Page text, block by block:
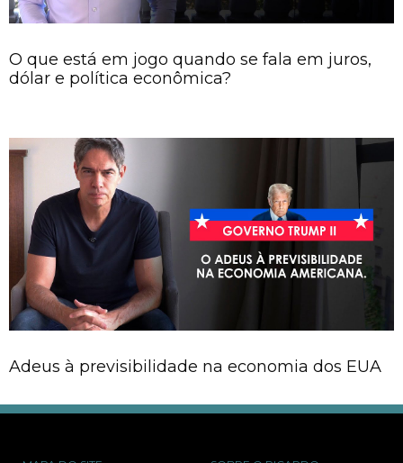
O que está em jogo quando se fala em juros,
dólar e política econômica?
Adeus à previsibilidade na economia dos EUA